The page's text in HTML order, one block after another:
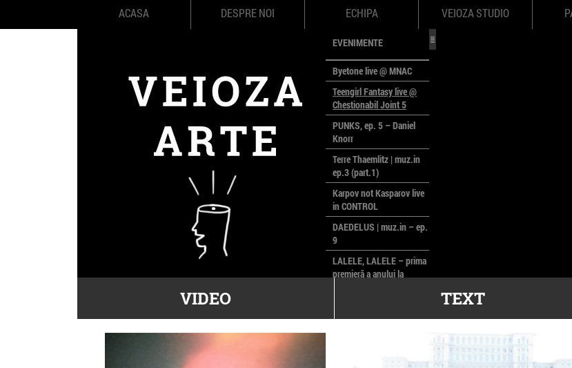
ACASA DESPRE NOI ECHIPA VEIOZA STUDIO
EVENIMENTE
Byetone live @ MNAC
Teengirl Fantasy live @
Chestionabil Joint 5
PUNKS, ep. 5 – Daniel
Knorr
Terre Thaemlitz | muz.in
ep.3 (part.1)
Karpov not Kasparov live
in CONTROL
DAEDELUS | muz.in – ep.
9
LALELE, LALELE – prima
premieră a anului la
poloneze la București
VIDEO TEXT